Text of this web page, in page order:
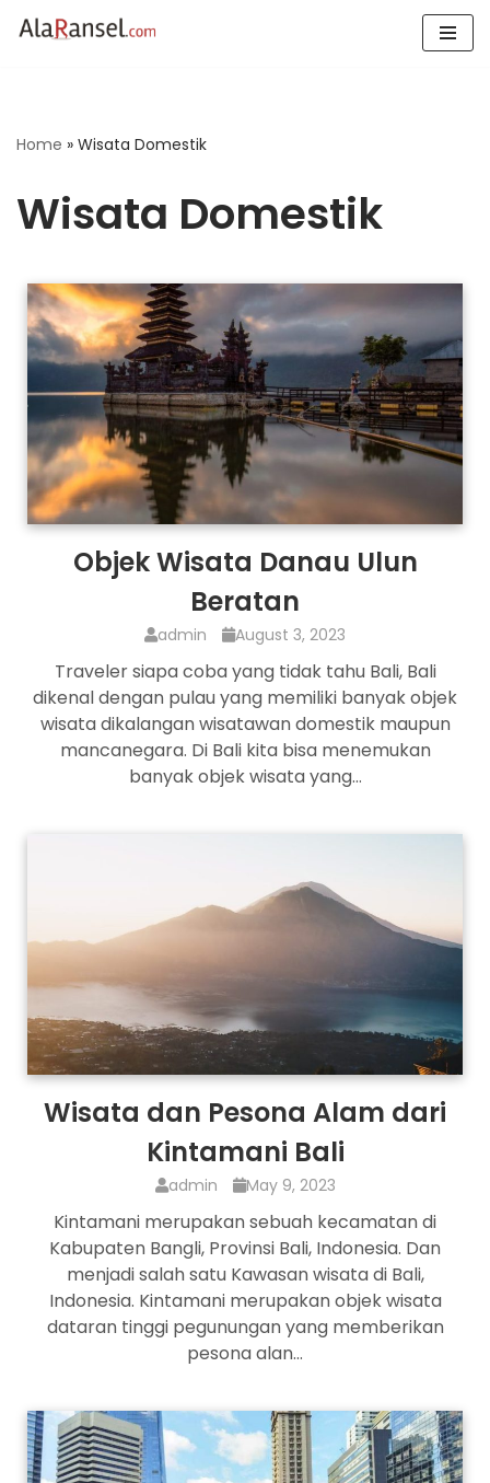
Home » Wisata Domestik
Wisata Domestik
Objek Wisata Danau Ulun
Beratan
admin August 3, 2023
Traveler siapa coba yang tidak tahu Bali, Bali
dikenal dengan pulau yang memiliki banyak objek
wisata dikalangan wisatawan domestik maupun
mancanegara. Di Bali kita bisa menemukan
banyak objek wisata yang…
Wisata dan Pesona Alam dari
Kintamani Bali
admin May 9, 2023
Kintamani merupakan sebuah kecamatan di
Kabupaten Bangli, Provinsi Bali, Indonesia. Dan
menjadi salah satu Kawasan wisata di Bali,
Indonesia. Kintamani merupakan objek wisata
dataran tinggi pegunungan yang memberikan
pesona alan…